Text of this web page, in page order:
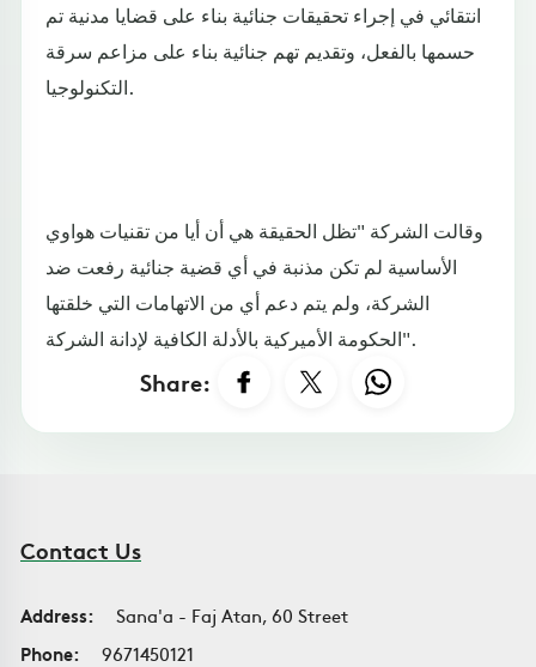
انتقائي في إجراء تحقيقات جنائية بناء على قضايا مدنية تم
حسمها بالفعل، وتقديم تهم جنائية بناء على مزاعم سرقة
التكنولوجيا.
وقالت الشركة "تظل الحقيقة هي أن أيا من تقنيات هواوي
الأساسية لم تكن مذنبة في أي قضية جنائية رفعت ضد
الشركة، ولم يتم دعم أي من الاتهامات التي خلقتها
الحكومة الأميركية بالأدلة الكافية لإدانة الشركة".
Share:
Contact Us
Address:
Sana'a - Faj Atan, 60 Street
Phone:
9671450121